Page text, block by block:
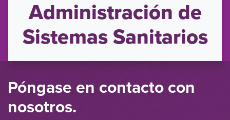
Administración de
Sistemas Sanitarios
Póngase en contacto con
nosotros.